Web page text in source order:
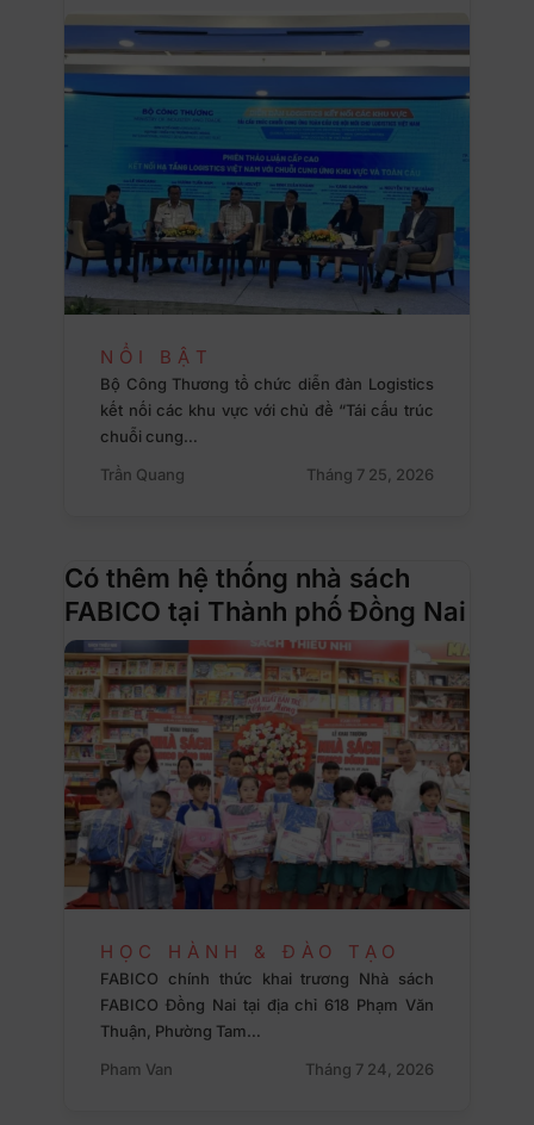
NỔI BẬT
Bộ Công Thương tổ chức diễn đàn Logistics
kết nối các khu vực với chủ đề “Tái cấu trúc
chuỗi cung…
Trần Quang
Tháng 7 25, 2026
Có thêm hệ thống nhà sách
FABICO tại Thành phố Đồng Nai
HỌC HÀNH & ĐÀO TẠO
FABICO chính thức khai trương Nhà sách
FABICO Đồng Nai tại địa chỉ 618 Phạm Văn
Thuận, Phường Tam…
Pham Van
Tháng 7 24, 2026